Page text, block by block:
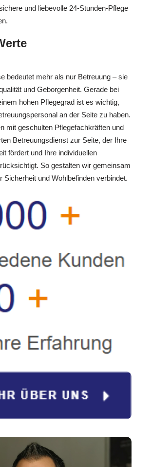
und liebevolle 24-Stunden-Pflege
bedeutet mehr als nur Betreuung – sie
und Geborgenheit. Gerade bei
hohen Pflegegrad ist es wichtig,
an der Seite zu haben.
mit geschulten Pflegefachkräften und
Betreuungsdienst zur Seite, der Ihre
fördert und Ihre individuellen
So gestalten wir gemeinsam
Sicherheit und Wohlbefinden verbindet.